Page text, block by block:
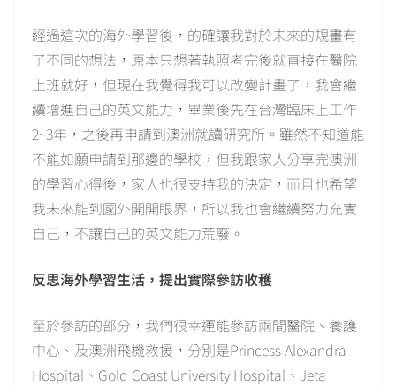
經過這次的海外學習後，的確讓我對於未來的規畫有
了不同的想法，原本只想著執照考完後就直接在醫院
上班就好，但現在我覺得我可以改變計畫了，我會繼
續增進自己的英文能力，畢業後先在台灣臨床上工作
2~3年，之後再申請到澳洲就讀研究所。雖然不知道能
不能如願申請到那邊的學校，但我跟家人分享完澳洲
的學習心得後，家人也很支持我的決定，而且也希望
我未來能到國外開開眼界，所以我也會繼續努力充實
自己，不讓自己的英文能力荒廢。
反思海外學習生活，提出實際參訪收穫
至於參訪的部分，我們很幸運能參訪兩間醫院、養護
中心、及澳洲飛機救援，分別是Princess Alexandra
Hospital、Gold Coast University Hospital、Jeta